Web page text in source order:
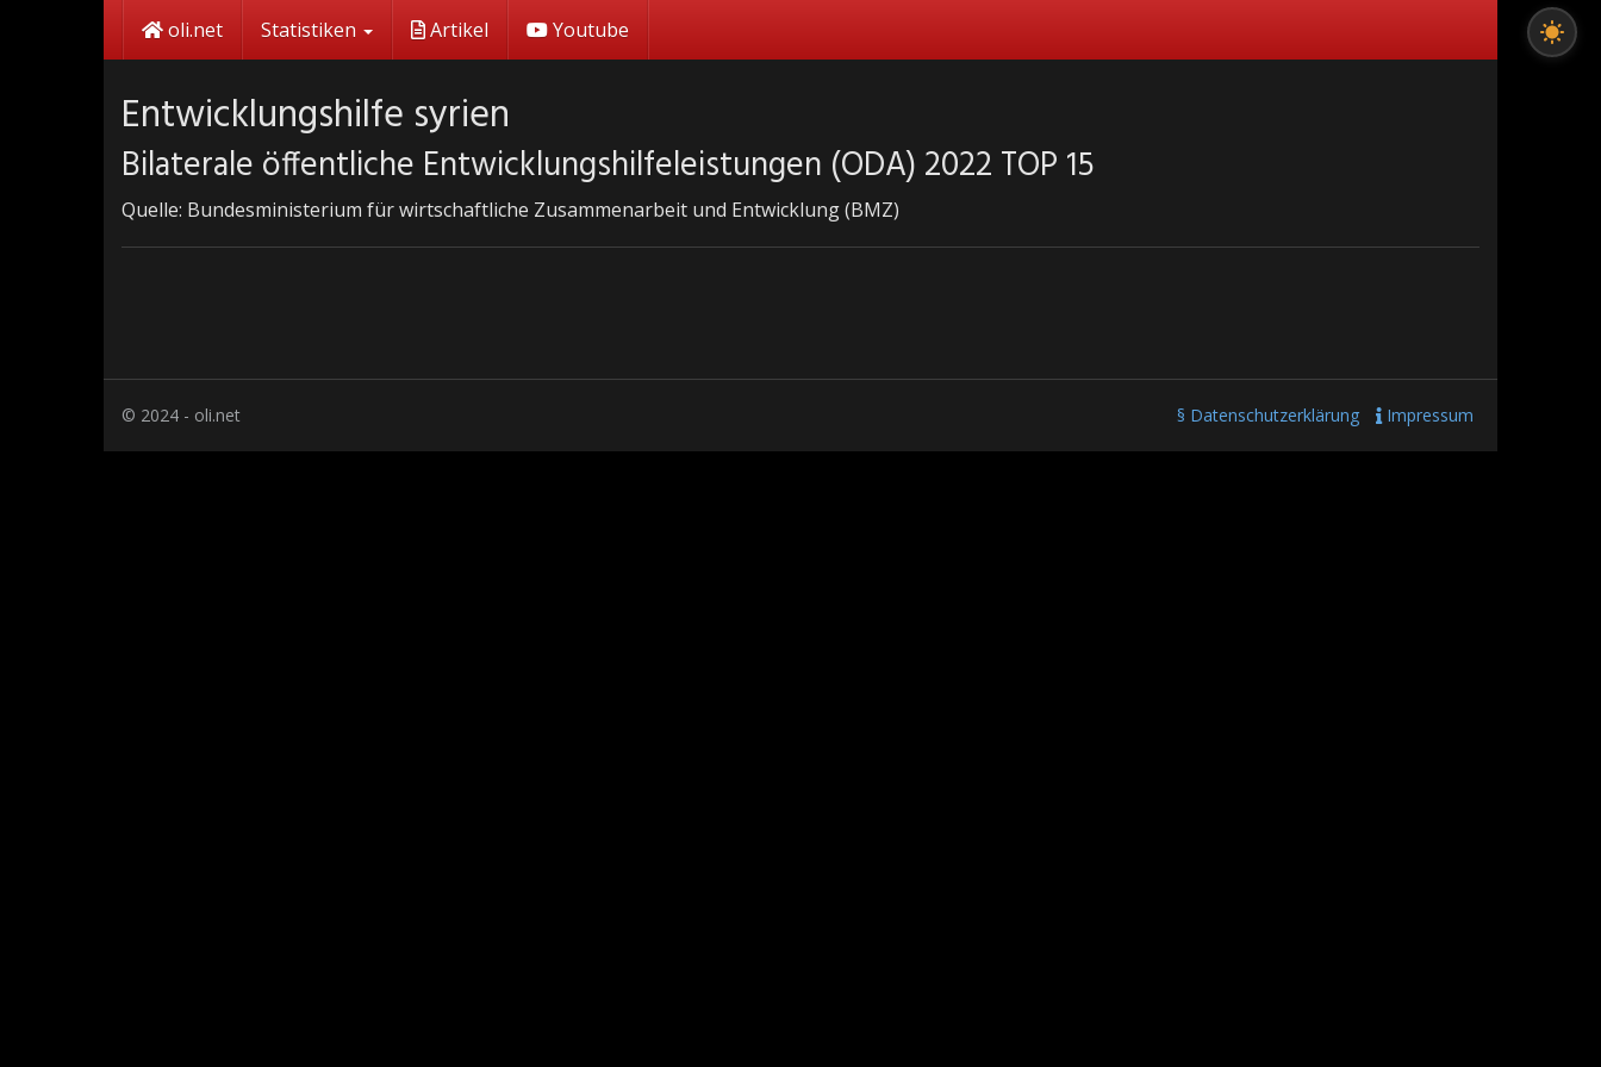
oli.net Statistiken Artikel Youtube
Entwicklungshilfe syrien
Bilaterale öffentliche Entwicklungshilfeleistungen (ODA) 2022 TOP 15
Quelle: Bundesministerium für wirtschaftliche Zusammenarbeit und Entwicklung (BMZ)
© 2024 - oli.net § Datenschutzerklärung Impressum